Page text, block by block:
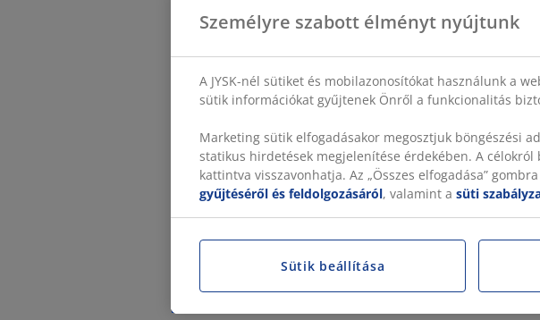
Személyre szabott élményt nyújtunk
A JYSK-nél sütiket és mobilazonosítókat használunk a
sütik információkat gyűjtenek Önről a funkcionalitás
Marketing sütik elfogadásakor megosztjuk böngészési
statikus hirdetések megjelenítése érdekében. A
kattintva visszavonhatja. Az „Összes elfogadása”
gyűjtéséről és feldolgozásáról, valamint a süti
Sütik beállítása